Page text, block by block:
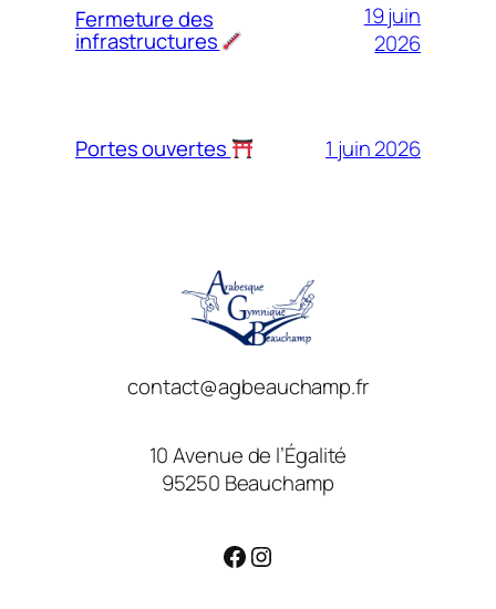
Fermeture des
infrastructures
19 juin
2026
Portes ouvertes 1 juin 2026
contact@agbeauchamp.fr
10 Avenue de l’Égalité
95250 Beauchamp
Facebook
Instagram